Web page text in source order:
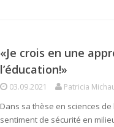
«Je crois en une
l’éducation!»
03.09.2021 Patricia
Dans sa thèse en sciences
sentiment de sécurité en